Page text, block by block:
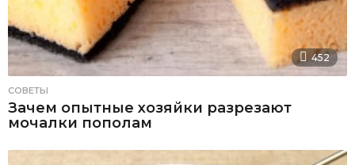
452
СОВЕТЫ
Зачем опытные хозяйки разрезают
мочалки пополам